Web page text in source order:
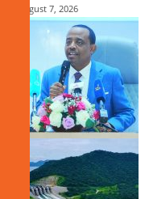
August 7, 2026